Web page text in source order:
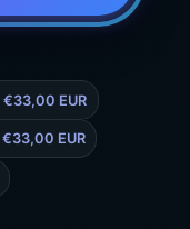
€33,00 EUR
€33,00 EUR